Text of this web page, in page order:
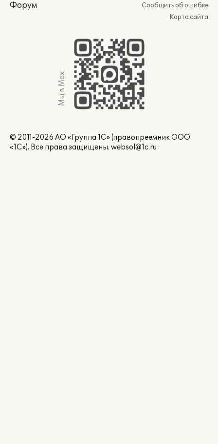
Форум
Сообщить об ошибке
Карта сайта
Мы в Max
© 2011-2026 АО «Группа 1С» (правопреемник ООО
«1С»). Все права защищены. websol@1c.ru